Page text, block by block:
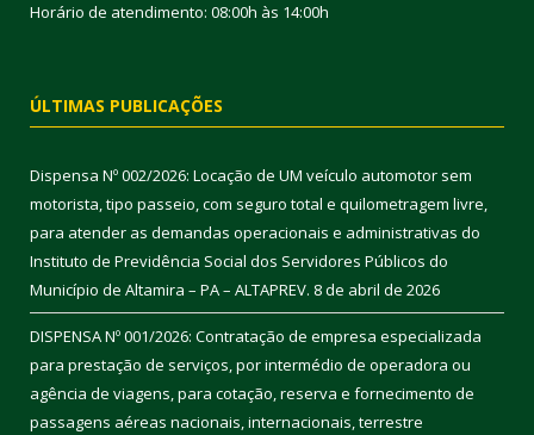
Horário de atendimento: 08:00h às 14:00h
ÚLTIMAS PUBLICAÇÕES
Dispensa Nº 002/2026: Locação de UM veículo automotor sem
motorista, tipo passeio, com seguro total e quilometragem livre,
para atender as demandas operacionais e administrativas do
Instituto de Previdência Social dos Servidores Públicos do
Município de Altamira – PA – ALTAPREV. 8 de abril de 2026
DISPENSA Nº 001/2026: Contratação de empresa especializada
para prestação de serviços, por intermédio de operadora ou
agência de viagens, para cotação, reserva e fornecimento de
passagens aéreas nacionais, internacionais, terrestre